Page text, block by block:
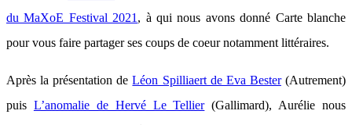
du MaXoE Festival 2021 , à qui nous avons donné Carte blanche
pour vous faire partager ses coups de coeur notamment littéraires.
Après la présentation deLéon Spilliaert de Eva Bester(Autrement)
puis L’anomalie de Hervé Le Tellier(Gallimard), Aurélie nous